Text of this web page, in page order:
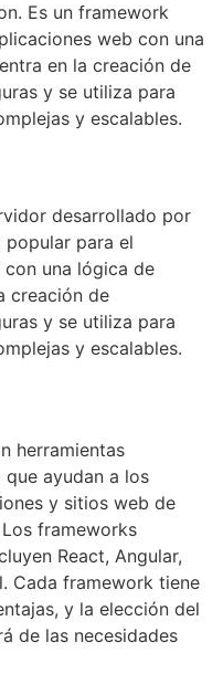
Es un framework
web con una
en la creación de
y se utiliza para
y escalables.
desarrollado por
popular para el
una lógica de
creación de
y se utiliza para
y escalables.
herramientas
ayudan a los
y sitios web de
frameworks
React, Angular,
Cada framework tiene
y la elección del
de las necesidades